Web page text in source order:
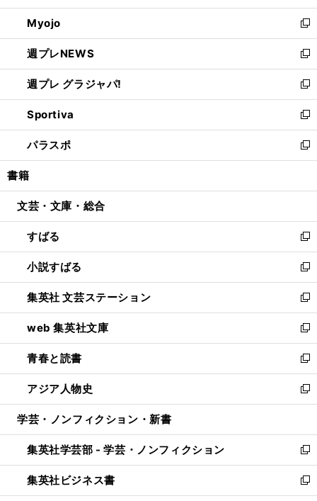
開
く
ウ
で
開
く
ン
ド
ウ
で
開
く
ウ
ィ
ン
ド
ウ
で
開
く
Myojo
新
し
い
ウ
ィ
ン
ド
ウ
で
開
週プレNEWS
新
し
い
ウ
ィ
ン
ド
ウ
開
週プレ グラジャパ!
新
し
い
ウ
ィ
ン
ウ
開
く
Sportiva
新
し
い
ウ
ン
ウ
で
開
く
パラスポ
新
し
ウ
ン
ド
ウ
で
開
く
書籍
文芸・文庫・総合
すばる
新
し
い
ウ
ィ
ン
ド
ウ
で
開
く
小説すばる
新
し
い
ウ
ィ
ン
ド
ウ
で
開
集英社 文芸ステーション
新
し
い
ウ
ィ
ン
ド
ウ
開
く
web 集英社文庫
新
し
い
ウ
ィ
ン
ウ
で
開
く
青春と読書
新
し
い
ウ
ン
ド
ウ
で
開
アジア人物史
新
し
ウ
ィ
ン
ド
ウ
学芸・ノンフィクション・新書
集英社学芸部 - 学芸・ノンフィクション
新
し
い
ウ
集英社ビジネス書
新
し